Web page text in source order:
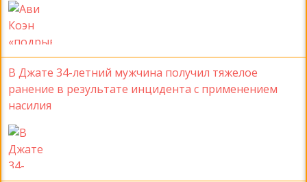
В Джате 34-летний мужчина получил тяжелое
ранение в результате инцидента с применением
насилия